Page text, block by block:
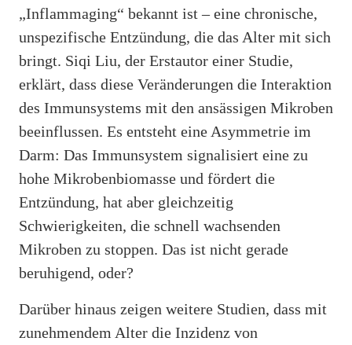
„Inflammaging“ bekannt ist – eine chronische,
unspezifische Entzündung, die das Alter mit sich
bringt. Siqi Liu, der Erstautor einer Studie,
erklärt, dass diese Veränderungen die Interaktion
des Immunsystems mit den ansässigen Mikroben
beeinflussen. Es entsteht eine Asymmetrie im
Darm: Das Immunsystem signalisiert eine zu
hohe Mikrobenbiomasse und fördert die
Entzündung, hat aber gleichzeitig
Schwierigkeiten, die schnell wachsenden
Mikroben zu stoppen. Das ist nicht gerade
beruhigend, oder?
Darüber hinaus zeigen weitere Studien, dass mit
zunehmendem Alter die Inzidenz von